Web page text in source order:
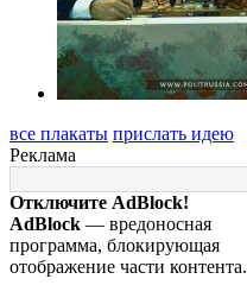
все плакаты прислать идею
Реклама
Отключите AdBlock!
AdBlock — вредоносная
программа, блокирующая
отображение части контента.